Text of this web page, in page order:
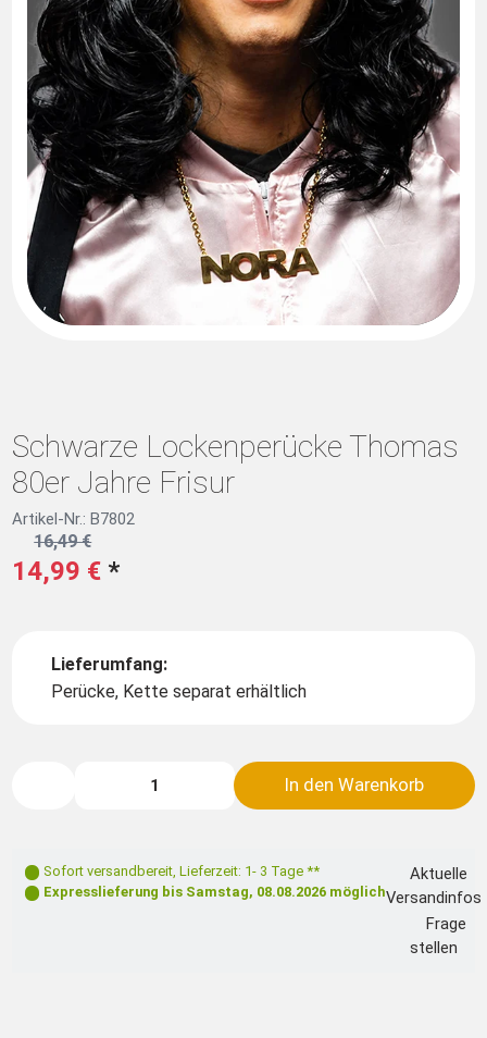
Schwarze Lockenperücke Thomas
80er Jahre Frisur
Artikel-Nr.: B7802
14,99 € *
16,49 €
Lieferumfang:
Perücke, Kette separat erhältlich
In den Warenkorb
Sofort versandbereit, Lieferzeit: 1- 3 Tage **
Expresslieferung bis Samstag, 08.08.2026 möglich
Aktuelle
Versandinfos
Frage
stellen